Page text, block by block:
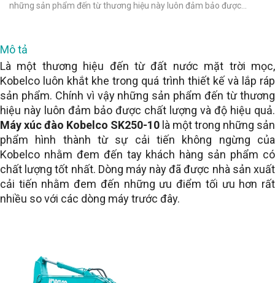
những sản phẩm đến từ thương hiệu này luôn đảm bảo được...
Mô tả
Là một thương hiệu đến từ đất nước mặt trời mọc,
Kobelco luôn khắt khe trong quá trình thiết kế và lắp ráp
sản phẩm. Chính vì vậy những sản phẩm đến từ thương
hiệu này luôn đảm bảo được chất lượng và độ hiệu quả.
Máy xúc đào Kobelco SK250-10 là một trong những sản
phẩm hình thành từ sự cải tiến không ngừng của
Kobelco nhằm đem đến tay khách hàng sản phẩm có
chất lượng tốt nhất. Dòng máy này đã được nhà sản xuất
cải tiến nhằm đem đến những ưu điểm tối ưu hơn rất
nhiều so với các dòng máy trước đây.